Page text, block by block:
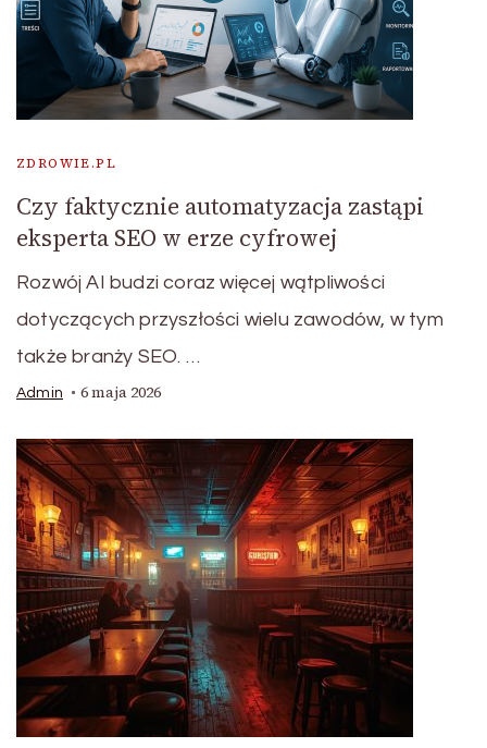
ZDROWIE.PL
Czy faktycznie automatyzacja zastąpi
eksperta SEO w erze cyfrowej
Rozwój AI budzi coraz więcej wątpliwości
dotyczących przyszłości wielu zawodów, w tym
także branży SEO. …
Admin 6 maja 2026